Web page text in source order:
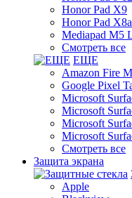
Honor Pad X9
Honor Pad
Mediapad M5
Смотреть все
ЕЩЕ
Amazon Fire
Google Pixel
Microsoft
Microsoft
Microsoft
Microsoft
Смотреть все
Защита экрана
Apple